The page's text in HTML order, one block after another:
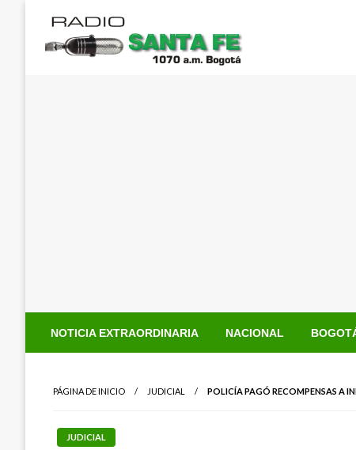
contenido
NOTICIA EXTRAORDINARIA NACIONAL
PÁGINA DE INICIO JUDICIAL POLICÍA PAGÓ RECOMPENSAS A
JUDICIAL